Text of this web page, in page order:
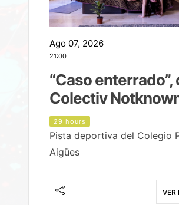
Ago 07, 2026
21:00
“Caso enterrado”,
Colectiv
29 hours
Pista deportiva del Colegio
Aigües
VER